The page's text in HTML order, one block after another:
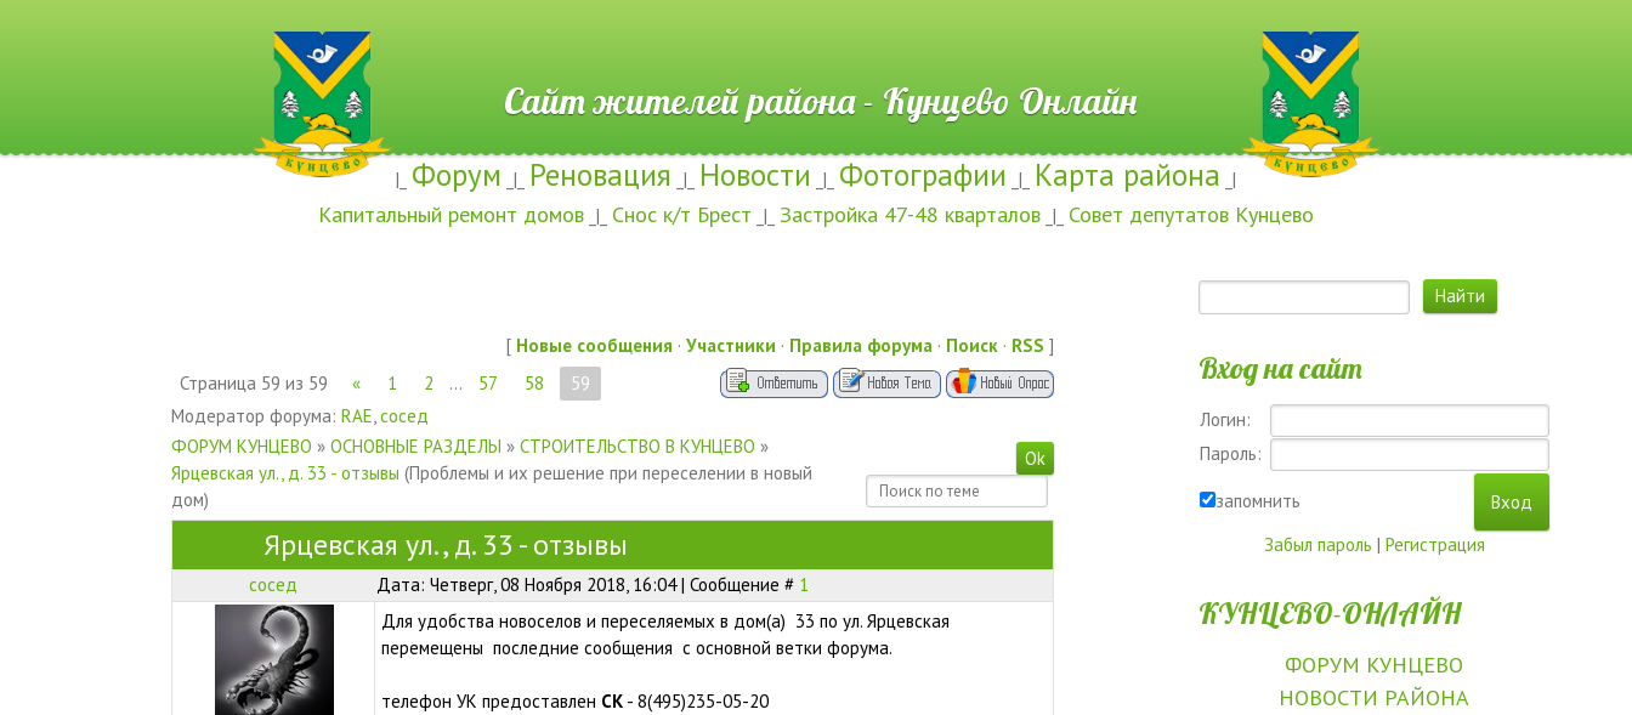
Сайт жителей района - Кунцево Онлайн
|_ Форум _|_ Реновация _|_ Новости _|_ Фотографии _|_ Карта района _|
Капитальный ремонт домов _|_ Снос к/т Брест _|_ Застройка 47-48 кварталов _|_ Совет депутатов Кунцево
[ Новые сообщения · Участники · Правила форума · Поиск · RSS ]
Страница 59 из 59 « 1 2 … 57 58
59
Модератор форума: RAE сосед
ФОРУМ КУНЦЕВО » ОСНОВНЫЕ РАЗДЕЛЫ » СТРОИТЕЛЬСТВО В КУНЦЕВО »
Ярцевская ул., д. 33 - отзывы (Проблемы и их решение при переселении в новый
дом)
Ярцевская ул., д. 33 - отзывы
сосед Дата: Четверг, 08 Ноября 2018, 16:04 | Сообщение # 1
Для удобства новоселов и переселяемых в дом(а) 33 по ул. Ярцевская
перемещены последние сообщения с основной ветки форума.
телефон УК предоставлен СК- 8(495)235-05-20
Вход на сайт
Логин:
Пароль:
запомнить
Забыл пароль | Регистрация
КУНЦЕВО-ОНЛАЙН
ФОРУМ КУНЦЕВО
НОВОСТИ РАЙОНА